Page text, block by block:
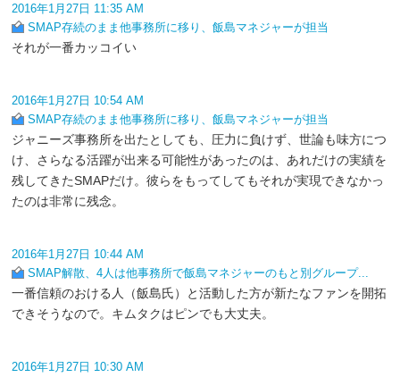
2016年1月27日 11:35 AM
SMAP存続のまま他事務所に移り、飯島マネジャーが担当
それが一番カッコイい
2016年1月27日 10:54 AM
SMAP存続のまま他事務所に移り、飯島マネジャーが担当
ジャニーズ事務所を出たとしても、圧力に負けず、世論も味方につ
け、さらなる活躍が出来る可能性があったのは、あれだけの実績を
残してきたSMAPだけ。彼らをもってしてもそれが実現できなかっ
たのは非常に残念。
2016年1月27日 10:44 AM
SMAP解散、4人は他事務所で飯島マネジャーのもと別グループ...
一番信頼のおける人（飯島氏）と活動した方が新たなファンを開拓
できそうなので。キムタクはピンでも大丈夫。
2016年1月27日 10:30 AM